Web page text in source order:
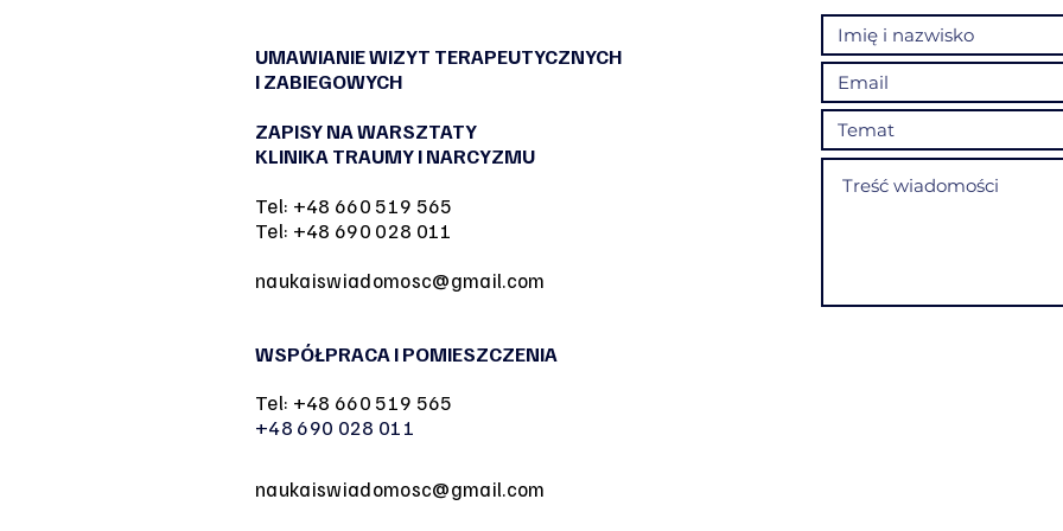
UMAWIANIE WIZYT TERAPEUTYCZNYCH
I ZABIEGOWYCH
ZAPISY NA WARSZTATY
KLINIKA TRAUMY I NARCYZMU
Tel: +48 660 519 565
Tel: +48 690 028 011
naukaiswiadomosc@gmail.com
WSPÓŁPRACA I POMIESZCZENIA
Tel: +48 660 519 565
+48 690 028 011
naukaiswiadomosc@gmail.com